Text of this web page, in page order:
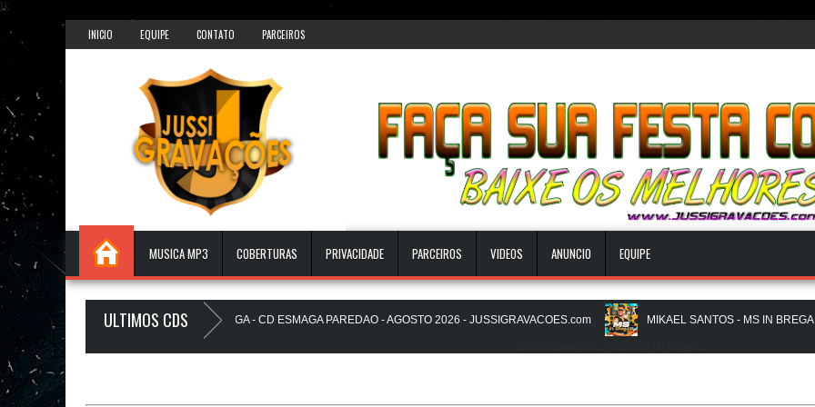
});
INICIO EQUIPE CONTATO PARCEIROS
MUSICA MP3 COBERTURAS PRIVACIDADE PARCEIROS VIDEOS ANUNCIO EQUIPE
ULTIMOS CDSO ESMAGA - CD ESMAGA PAREDAO - AGOSTO 2026 - JUSSIGRAVACOES.com MIKAEL SANTOS - MS IN BREGA VI -
PAREDÃO 16.0 - JULHO 2026 - O ZERO UM É NOIZz - JUSSIGRAVACOES.com